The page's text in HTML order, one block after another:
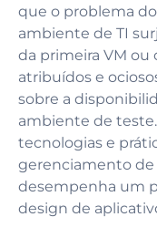
que o problema
ambiente de TI
da primeira VM ou
atribuídos e
sobre a
ambiente de
tecnologias e
gerenciamento
desempenha um
design de